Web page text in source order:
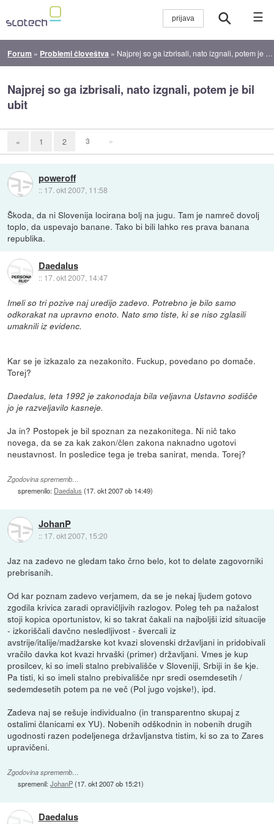
☰
Forum » Problemi človeštva » Najprej so ga izbrisali, nato izgnali, potem je bil ubit
Najprej so ga izbrisali, nato izgnali, potem je bil
ubit
« 1 2 3 »
poweroff
:: 17. okt 2007, 11:58
Škoda, da ni Slovenija locirana bolj na jugu. Tam je namreč dovolj
toplo, da uspevajo banane. Tako bi bili lahko res prava banana
republika.
Daedalus
:: 17. okt 2007, 14:47
Imeli so tri pozive naj uredijo zadevo. Potrebno je bilo samo
odkorakat na upravno enoto. Nato smo tiste, ki se niso zglasili
umaknili iz evidenc.
Kar se je izkazalo za nezakonito. Fuckup, povedano po domače.
Torej?
Daedalus, leta 1992 je zakonodaja bila veljavna Ustavno sodišče
jo je razveljavilo kasneje.
Ja in? Postopek je bil spoznan za nezakonitega. Ni nič tako
novega, da se za kak zakon/člen zakona naknadno ugotovi
neustavnost. In posledice tega je treba sanirat, menda. Torej?
Zgodovina sprememb…
spremenilo: Daedalus (17. okt 2007 ob 14:49)
JohanP
:: 17. okt 2007, 15:20
Jaz na zadevo ne gledam tako črno belo, kot to delate zagovorniki
prebrisanih.
Od kar poznam zadevo verjamem, da se je nekaj ljudem gotovo
zgodila krivica zaradi opravičljivih razlogov. Poleg teh pa nažalost
stoji kopica oportunistov, ki so takrat čakali na najboljši izid situacije
- izkoriščali davčno nesledljivost - švercali iz
avstrije/italije/madžarske kot kvazi slovenski državljani in pridobivali
vračilo davka kot kvazi hrvaški (primer) državljani. Vmes je kup
prosilcev, ki so imeli stalno prebivališče v Sloveniji, Srbiji in še kje.
Pa tisti, ki so imeli stalno prebivališče npr sredi osemdesetih /
sedemdesetih potem pa ne več (Pol jugo vojske!), ipd.
Zadeva naj se rešuje individualno (in transparentno skupaj z
ostalimi članicami ex YU). Nobenih odškodnin in nobenih drugih
ugodnosti razen podeljenega državljanstva tistim, ki so za to Zares
upravičeni.
Zgodovina sprememb…
spremenil:JohanP(17. okt 2007 ob 15:21)
Daedalus